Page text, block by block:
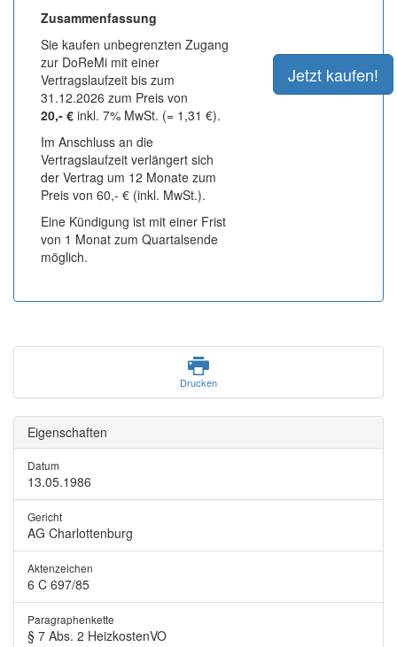
Zusammenfassung
Sie kaufen unbegrenzten Zugang
zur DoReMi mit einer
Vertragslaufzeit bis zum
31.12.2026 zum Preis von
20,- € inkl. 7% MwSt. (= 1,31 €).
Im Anschluss an die
Vertragslaufzeit verlängert sich
der Vertrag um 12 Monate zum
Preis von 60,- € (inkl. MwSt.).
Eine Kündigung ist mit einer Frist
von 1 Monat zum Quartalsende
möglich.
Drucken
Eigenschaften
Datum
13.05.1986
Gericht
AG Charlottenburg
Aktenzeichen
6 C 697/85
Paragraphenkette
§ 7 Abs. 2 HeizkostenVO